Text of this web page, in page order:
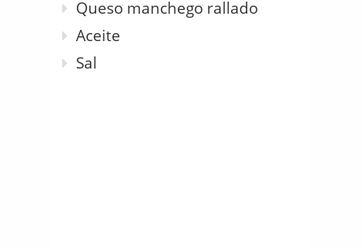
Queso manchego rallado
Aceite
Sal